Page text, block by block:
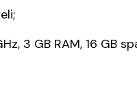
3 GB RAM, 16 GB